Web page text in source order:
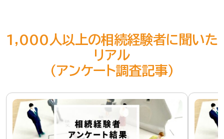
1,000人以上の相続経験者に聞いた
リアル
（アンケート調査記事）